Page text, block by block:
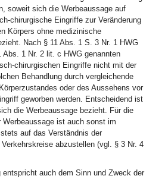
soweit sich die Werbeaussage auf
chirurgische Eingriffe zur Veränderung
Körpers ohne medizinische
Nach § 11 Abs. 1 S. 3 Nr. 1 HWG
Abs. 1 Nr. 2 lit. c HWG genannten
chirurgischen Eingriffe nicht mit der
Behandlung durch vergleichende
oder des Aussehens vor
geworben werden. Entscheidend ist
die Werbeaussage bezieht. Für die
Werbeaussage ist auch sonst im
auf das Verständnis der
abzustellen (vgl. § 3 Nr. 4
entspricht auch dem Sinn und Zweck der